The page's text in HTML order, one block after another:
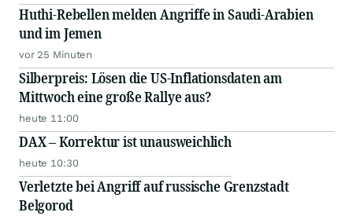
Huthi-Rebellen melden Angriffe in Saudi-Arabien
und im Jemen
vor 25 Minuten
Silberpreis: Lösen die US-Inflationsdaten am
Mittwoch eine große Rallye aus?
heute 11:00
DAX – Korrektur ist unausweichlich
heute 10:30
Verletzte bei Angriff auf russische Grenzstadt
Belgorod